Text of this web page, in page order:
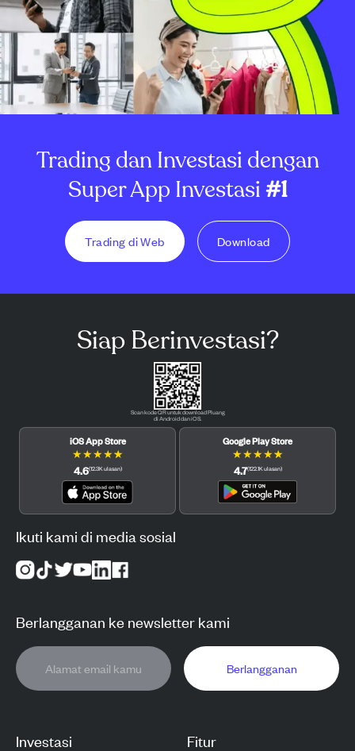
Trading dan Investasi dengan
Super App Investasi#1
Trading di Web Download
Investasi Fitur
Siap Berinvestasi?
Scan kode QR untuk download Pluang
di Android dan iOS.
iOS App Store
★★★★★
4.6(12.3Kulasan)
Google Play Store
★★★★★
4.7(122.1Kulasan)
Ikuti kami di media sosial
Berlangganan ke newsletter kami
Berlangganan